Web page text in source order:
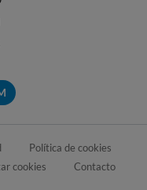
Política de cookies
cookies Contacto